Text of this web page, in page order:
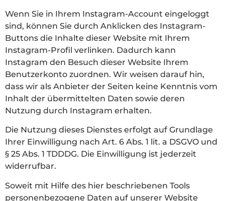
Wenn Sie in Ihrem Instagram-Account eingeloggt
sind, können Sie durch Anklicken des Instagram-
Buttons die Inhalte dieser Website mit Ihrem
Instagram-Profil verlinken. Dadurch kann
Instagram den Besuch dieser Website Ihrem
Benutzerkonto zuordnen. Wir weisen darauf hin,
dass wir als Anbieter der Seiten keine Kenntnis vom
Inhalt der übermittelten Daten sowie deren
Nutzung durch Instagram erhalten.
Die Nutzung dieses Dienstes erfolgt auf Grundlage
Ihrer Einwilligung nach Art. 6 Abs. 1 lit. a DSGVO und
§ 25 Abs. 1 TDDDG. Die Einwilligung ist jederzeit
widerrufbar.
Soweit mit Hilfe des hier beschriebenen Tools
personenbezogene Daten auf unserer Website